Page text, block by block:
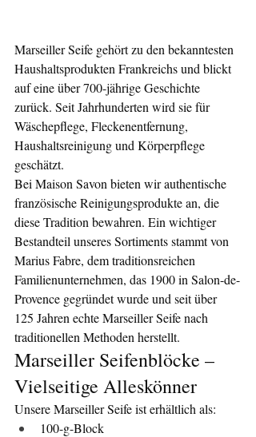
Marseiller Seife gehört zu den bekanntesten
Haushaltsprodukten Frankreichs und blickt
auf eine über 700-jährige Geschichte
zurück. Seit Jahrhunderten wird sie für
Wäschepflege, Fleckenentfernung,
Haushaltsreinigung und Körperpflege
geschätzt.
Bei Maison Savon bieten wir authentische
französische Reinigungsprodukte an, die
diese Tradition bewahren. Ein wichtiger
Bestandteil unseres Sortiments stammt von
Marius Fabre, dem traditionsreichen
Familienunternehmen, das 1900 in Salon-de-
Provence gegründet wurde und seit über
125 Jahren echte Marseiller Seife nach
traditionellen Methoden herstellt.
Marseiller Seifenblöcke –
Vielseitige Alleskönner
Unsere Marseiller Seife ist erhältlich als:
100-g-Block